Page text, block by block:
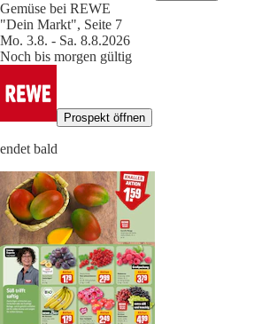
Gemüse bei REWE
"Dein Markt", Seite 7
Mo. 3.8. - Sa. 8.8.2026
Noch bis morgen gültig
Prospekt öffnen
endet bald